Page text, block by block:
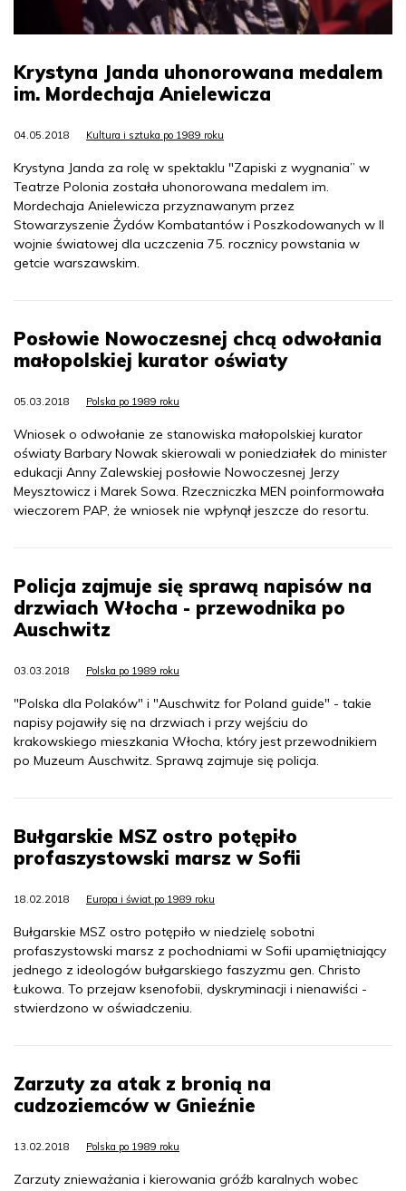
Krystyna Janda uhonorowana medalem
im. Mordechaja Anielewicza
04.05.2018 Kultura i sztuka po 1989 roku
Krystyna Janda za rolę w spektaklu "Zapiski z wygnania” w
Teatrze Polonia została uhonorowana medalem im.
Mordechaja Anielewicza przyznawanym przez
Stowarzyszenie Żydów Kombatantów i Poszkodowanych w II
wojnie światowej dla uczczenia 75. rocznicy powstania w
getcie warszawskim.
Posłowie Nowoczesnej chcą odwołania
małopolskiej kurator oświaty
05.03.2018 Polska po 1989 roku
Wniosek o odwołanie ze stanowiska małopolskiej kurator
oświaty Barbary Nowak skierowali w poniedziałek do minister
edukacji Anny Zalewskiej posłowie Nowoczesnej Jerzy
Meysztowicz i Marek Sowa. Rzeczniczka MEN poinformowała
wieczorem PAP, że wniosek nie wpłynął jeszcze do resortu.
Policja zajmuje się sprawą napisów na
drzwiach Włocha - przewodnika po
Auschwitz
03.03.2018 Polska po 1989 roku
"Polska dla Polaków" i "Auschwitz for Poland guide" - takie
napisy pojawiły się na drzwiach i przy wejściu do
krakowskiego mieszkania Włocha, który jest przewodnikiem
po Muzeum Auschwitz. Sprawą zajmuje się policja.
Bułgarskie MSZ ostro potępiło
profaszystowski marsz w Sofii
18.02.2018 Europa i świat po 1989 roku
Bułgarskie MSZ ostro potępiło w niedzielę sobotni
profaszystowski marsz z pochodniami w Sofii upamiętniający
jednego z ideologów bułgarskiego faszyzmu gen. Christo
Łukowa. To przejaw ksenofobii, dyskryminacji i nienawiści -
stwierdzono w oświadczeniu.
Zarzuty za atak z bronią na
cudzoziemców w Gnieźnie
13.02.2018 Polska po 1989 roku
Zarzuty znieważania i kierowania gróźb karalnych wobec